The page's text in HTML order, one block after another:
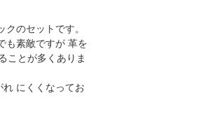
のセットです。
も素敵ですが 革を
ことが多くありま
にくくなってお